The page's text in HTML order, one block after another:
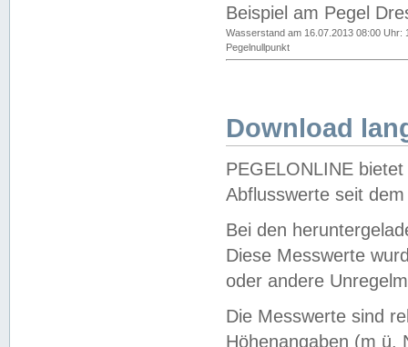
Beispiel am Pegel
Wasserstand am 16.07.2013 08:00 Uhr:
Pegelnullpunkt
Download
PEGELONLINE
Abflusswerte seit
Bei den
Diese Messwerte
oder andere
Die Messwerte sind
Höhenangaben (m ü.